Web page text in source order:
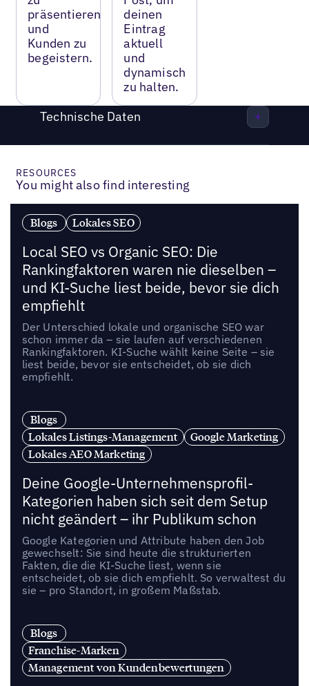
präsentieren
und
Kunden zu
begeistern.
deinen
Eintrag
aktuell
und
dynamisch
zu halten.
Technische Daten
RESOURCES
You might also find interesting
Blogs Lokales SEO
Local SEO vs Organic SEO: Die
Rankingfaktoren waren nie dieselben –
und KI-Suche liest beide, bevor sie dich
empfiehlt
Der Unterschied lokale und organische SEO war
schon immer da – sie laufen auf verschiedenen
Rankingfaktoren. KI-Suche wählt keine Seite – sie
liest beide, bevor sie entscheidet, ob sie dich
empfiehlt.
Blogs
Lokales Listings-Management
Google Marketing
Lokales AEO Marketing
Deine Google-Unternehmensprofil-
Kategorien haben sich seit dem Setup
nicht geändert – ihr Publikum schon
Google Kategorien und Attribute haben den Job
gewechselt: Sie sind heute die strukturierten
Fakten, die die KI-Suche liest, wenn sie
entscheidet, ob sie dich empfiehlt. So verwaltest du
sie – pro Standort, in großem Maßstab.
Blogs
Franchise-Marken
Management von Kundenbewertungen